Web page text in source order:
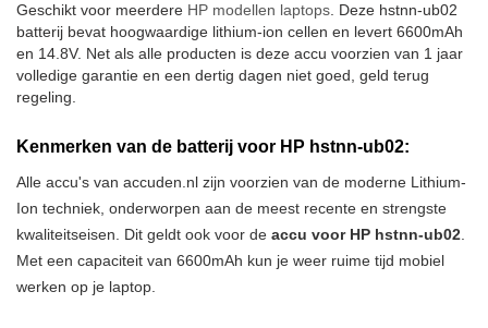
Geschikt voor meerdere HP modellen laptops . Deze hstnn-ub02
batterij bevat hoogwaardige lithium-ion cellen en levert 6600mAh
en 14.8V. Net als alle producten is deze accu voorzien van 1 jaar
volledige garantie en een dertig dagen niet goed, geld terug
regeling.
Kenmerken van de batterij voor HP hstnn-ub02:
Alle accu's van accuden.nl zijn voorzien van de moderne Lithium-
Ion techniek, onderworpen aan de meest recente en strengste
kwaliteitseisen. Dit geldt ook voor de accu voor HP hstnn-ub02
Met een capaciteit van 6600mAh kun je weer ruime tijd mobiel
werken op je laptop.